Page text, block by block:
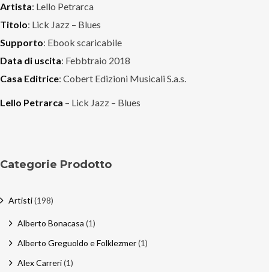
Artista: Lello Petrarca
Titolo: Lick Jazz – Blues
Supporto: Ebook scaricabile
Data di uscita: Febbtraio 2018
Casa Editrice: Cobert Edizioni Musicali S.a.s.
Lello Petrarca – Lick Jazz – Blues
Categorie Prodotto
Artisti(198)
Alberto Bonacasa (1)
Alberto Greguoldo e Folklezmer(1)
Alex Carreri(1)